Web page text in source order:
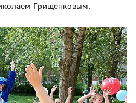
Грищенковым.